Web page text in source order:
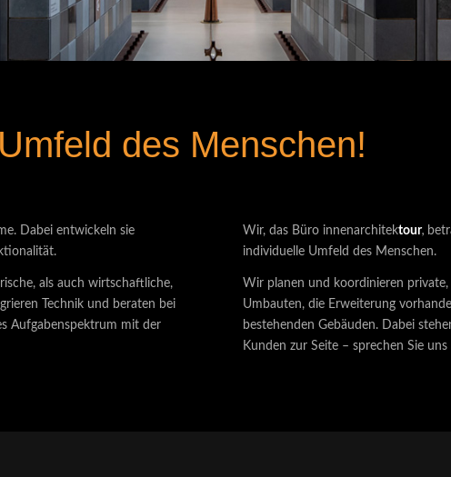
des Menschen!
Dabei entwickeln sie
als auch wirtschaftliche,
Technik und beraten bei
Aufgabenspektrum mit der
Wir, das Büro innenarchitektour,
individuelle Umfeld des Menschen.
Wir planen und koordinieren
Umbauten, die Erweiterung
bestehenden Gebäuden. Dabei
Kunden zur Seite – sprechen Sie uns